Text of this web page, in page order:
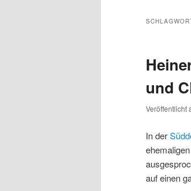
wechseln
und
Veröffentlicht
In der
auf einen